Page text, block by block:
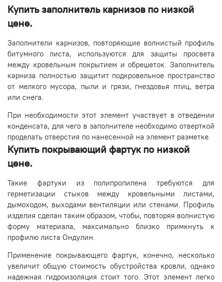
Купить заполнитель карнизов по низкой
цене.
Заполнители карнизов, повторяющие волнистый профиль
битумного листа, используются для защиты просвета
между кровельным покрытием и обрешеток. Заполнитель
карниза полностью защитит подкровельное пространство
от мелкого мусора, пыли и грязи, гнездовья птиц, ветра
или снега.
При необходимости этот элемент участвует в отведении
конденсата, для чего в заполнителе необходимо отверткой
проделать отверстия по нанесенной на элемент разметке.
Купить покрывающий фартук по низкой
цене.
Такие фартуки из полипропилена требуются для
герметизации стыков между кровельными листами,
дымоходом, выходами вентиляции или стенами. Профиль
изделия сделан таким образом, чтобы, повторяя волнистую
форму материала, максимально близко примкнуть к
профилю листа Ондулин.
Применение покрывающего фартук, конечно, несколько
увеличит общую стоимость обустройства кровли, однако
надежная гидроизоляция стоит того. Этот элемент легко